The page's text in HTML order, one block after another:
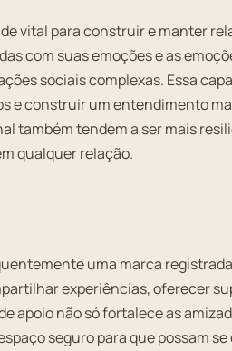
vital para construir e manter
com suas emoções e as
sociais complexas. Essa
e construir um entendimento
também tendem a ser mais
qualquer relação.
uma marca
experiências, oferecer
apoio não só fortalece as
seguro para que possam